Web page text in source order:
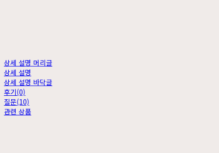
상세 설명 머리글
상세 설명
상세 설명 바닥글
후기(0)
질문(10)
관련 상품